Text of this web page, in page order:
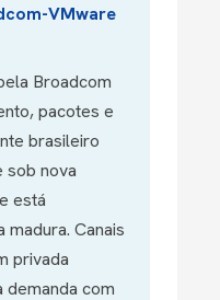
VMware
Broadcom
pacotes e
brasileiro
sob nova
está
Canais
privada
demanda com